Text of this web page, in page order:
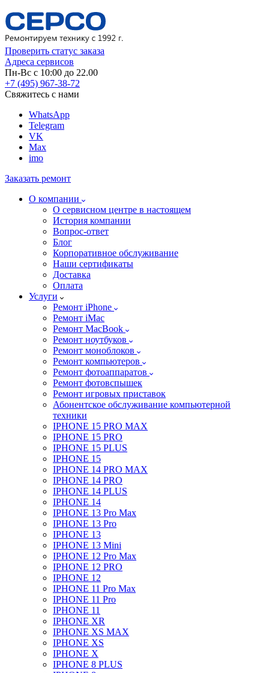
Проверить статус заказа
Адреса сервисов
Пн-Вс с 10:00 до 22.00
+7 (495) 967-38-72
Свяжитесь с нами
WhatsApp
Telegram
VK
Max
imo
Заказать ремонт
О компании
О сервисном центре в настоящем
История компании
Вопрос-ответ
Блог
Корпоративное обслуживание
Наши сертификаты
Доставка
Оплата
Услуги
Ремонт iPhone
Ремонт iMac
Ремонт MacBook
Ремонт ноутбуков
Ремонт моноблоков
Ремонт компьютеров
Ремонт фотоаппаратов
Ремонт фотовспышек
Ремонт игровых приставок
Абонентское обслуживание компьютерной
техники
IPHONE 15 PRO MAX
IPHONE 15 PRO
IPHONE 15 PLUS
IPHONE 15
IPHONE 14 PRO MAX
IPHONE 14 PRO
IPHONE 14 PLUS
IPHONE 14
IPHONE 13 Pro Max
IPHONE 13 Pro
IPHONE 13
IPHONE 13 Mini
IPHONE 12 Pro Max
IPHONE 12 PRO
IPHONE 12
IPHONE 11 Pro Max
IPHONE 11 Pro
IPHONE 11
IPHONE XR
IPHONE XS MAX
IPHONE XS
IPHONE X
IPHONE 8 PLUS